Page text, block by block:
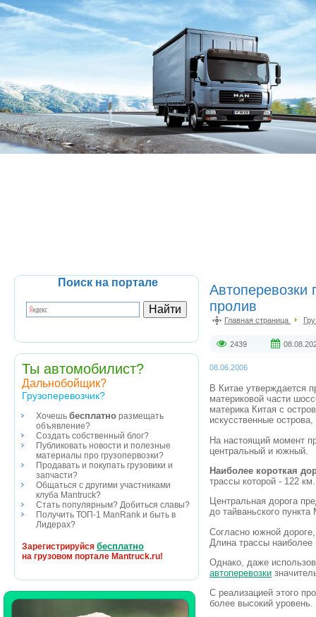
Поиск на портале
Ты автомобилист?
Дальнобойщик?
Грузоперевозчик?
Хочешь бесплатно размещать
объявление?
Создать собственный блог?
Публиковать новости и полезные
материалы про грузопервозки?
Продавать и покупать грузовики и
запчасти?
Общаться с другими участниками
клуба Mantruck?
Стать популярным? Добиться славы?
Получить ТОП-1 ManRank и быть в
Лидерах?
Зарегистрируйся бесплатно
на грузовом портале Mantruck.ru!
пролив
Главная страница
2439
08.06.2006
В Китае утверждается
материковой части
материка Китая с
искусственные
На настоящий момент
центральный и южный.
Наиболее короткая
трассы которой - 122 км.
Центральная дорога
до тайваньского
Согласно южной
Длина трассы
Однако, даже
автоперевозки
С реализацией этого
более высокий уровень.